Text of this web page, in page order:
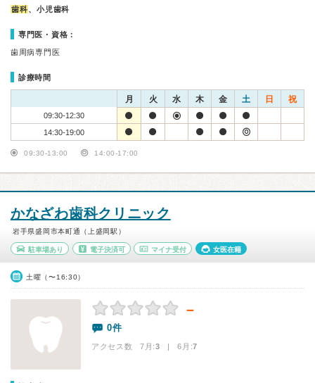
歯科、小児歯科
専門医・資格：
歯周病専門医
診療時間
月 火 水 木 金 土 日 祝
09:30-12:30
14:30-19:00
09:30-13:00 14:00-17:00
かなざわ歯科クリニック
岩手県盛岡市本町通（上盛岡駅）
駐車場あり 電子決済可 マイナ受付 女医在籍
土曜（〜16:30）
－
0件
アクセス数 7月:3 | 6月:7